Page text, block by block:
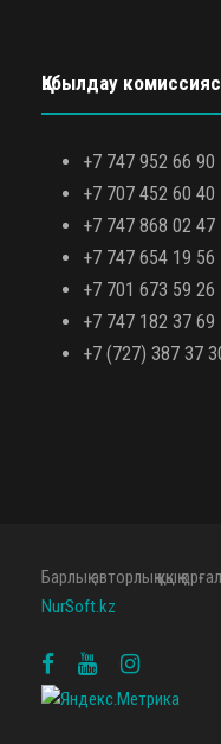
Қабылдау
+7 747 952 66 90
+7 707 452 60 40
+7 747 868 02 47
+7 747 654 19 56
+7 701 673 59 26
+7 747 182 37 69
+7 (727) 387 37
Барлық авторлық құқық
NurSoft.kz